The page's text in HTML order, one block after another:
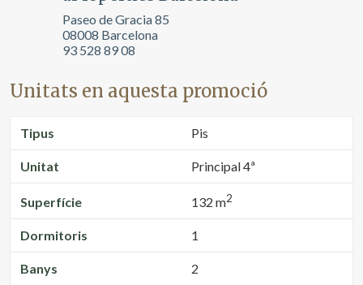
Paseo de Gracia 85
08008 Barcelona
93 528 89 08
Unitats en aquesta promoció
Tipus Pis
Unitat Principal 4ª
Superfície 132 m2
Dormitoris 1
Banys 2